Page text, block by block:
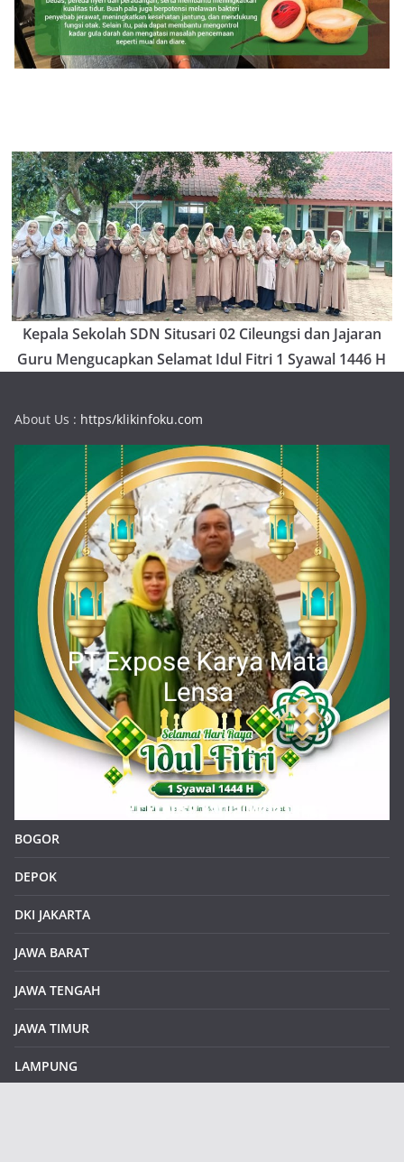
Kepala Sekolah SDN Situsari 02 Cileungsi dan Jajaran
Guru Mengucapkan Selamat Idul Fitri 1 Syawal 1446 H
About Us : https/klikinfoku.com
BOGOR
DEPOK
DKI JAKARTA
JAWA BARAT
JAWA TENGAH
JAWA TIMUR
LAMPUNG